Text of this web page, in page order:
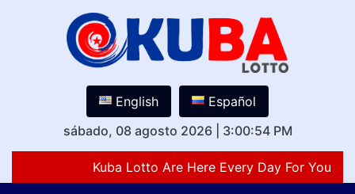
English
Español
sábado, 08 agosto 2026
3:00:54 PM
Kuba Lotto Are Here Every Day For You